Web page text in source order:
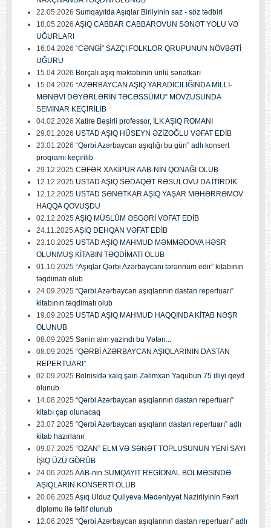
22.05.2026 Sumqayıtda Aşıqlar Birliyinin saz - söz tədbiri
18.05.2026 AŞIQ CABBAR CABBAROVUN SƏNƏT YOLU VƏ
UĞURLARI
16.04.2026 “CƏNGİ” SAZÇI FOLKLOR QRUPUNUN NÖVBƏTİ
UĞURU
15.04.2026 Borçalı aşıq məktəbinin ünlü sənətkarı
15.04.2026 “AZƏRBAYCAN AŞIQ YARADICILIĞINDA MİLLİ-
MƏNƏVİ DƏYƏRLƏRİN TƏCƏSSÜMÜ” MÖVZUSUNDA
SEMİNAR KEÇİRİLİB
04.02.2026 Xatirə Bəşirli professor, İLK AŞIQ ROMANI
29.01.2026 USTAD AŞIQ HÜSEYN ƏZİZOĞLU VƏFAT EDİB
23.01.2026 “Qərbi Azərbaycan aşıqlığı bu gün” adlı konsert
proqramı keçirilib
29.12.2025 CƏFƏR XAKİPUR AAB-NİN QONAĞI OLUB
12.12.2025 USTAD AŞIQ SƏDAQƏT RƏSULOVU DA İTİRDİK
12.12.2025 USTAD SƏNƏTKAR AŞIQ YAŞAR MƏHƏRRƏMOV
HAQQA QOVUŞDU
02.12.2025 AŞIQ MÜSLÜM ƏSGƏRİ VƏFAT EDİB
24.11.2025 AŞIQ DEHQAN VƏFAT EDİB
23.10.2025 USTAD AŞIQ MAHMUD MƏMMƏDOVA HƏSR
OLUNMUŞ KİTABIN TƏQDİMATI OLUB
01.10.2025 “Aşıqlar Qərbi Azərbaycanı tərənnüm edir” kitabının
təqdimatı olub
24.09.2025 “Qərbi Azərbaycan aşıqlarının dastan repertuarı”
kitabının təqdimatı olub
19.09.2025 USTAD AŞIQ MAHMUD HAQQINDA KİTAB NƏŞR
OLUNUB
08.09.2025 Sənin alın yazındı bu Vətən...
08.09.2025 “QƏRBİ AZƏRBAYCAN AŞIQLARININ DASTAN
REPERTUARI”
02.09.2025 Bolnisidə xalq şairi Zəlimxan Yaqubun 75 illiyi qeyd
olunub
14.08.2025 “Qərbi Azərbaycan aşıqlarının dastan repertuarı”
kitabı çap olunacaq
23.07.2025 “Qərbi Azərbaycan aşıqların dastan repertuarı” adlı
kitab hazırlanır
09.07.2025 “OZAN” ELM VƏ SƏNƏT TOPLUSUNUN YENİ SAYI
İŞIQ ÜZÜ GÖRÜB
24.06.2025 AAB-nin SUMQAYIT REGİONAL BÖLMƏSİNDƏ
AŞIQLARIN KONSERTİ OLUB
20.06.2025 Aşıq Ulduz Quliyeva Mədəniyyət Nazirliyinin Fəxri
diplomu ilə təltif olunub
12.06.2025 “Qərbi Azərbaycan aşıqlarının dastan repertuarı” adlı